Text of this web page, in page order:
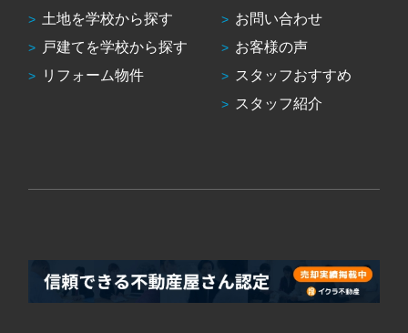
土地を学校から探す
戸建てを学校から探す
リフォーム物件
お問い合わせ
お客様の声
スタッフおすすめ
スタッフ紹介